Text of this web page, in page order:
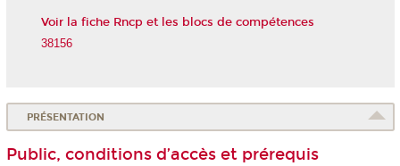
Voir la fiche Rncp et les blocs de compétences
38156
PRÉSENTATION
Public, conditions d’accès et prérequis